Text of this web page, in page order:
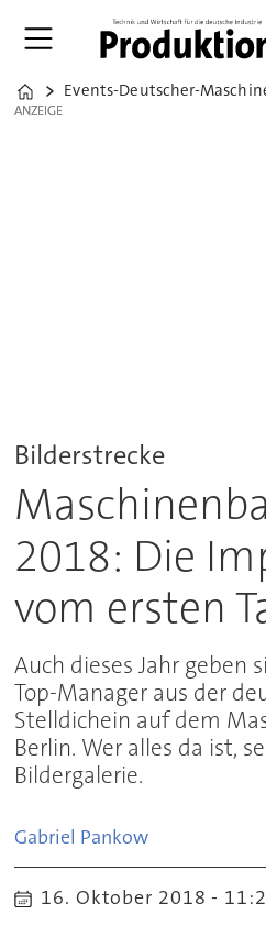
Home
Events-Deutscher-
ANZEIGE
ANZEIGE
Bilderstrecke
2018: Die
vom ersten
Auch dieses Jahr geben
Top-Manager aus der
Stelldichein auf dem
Berlin. Wer alles da ist,
Bildergalerie.
Gabriel Pankow
16. Oktober 2018 -